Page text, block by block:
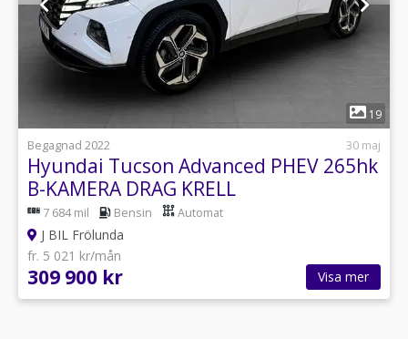
1
19
Begagnad 2022
30 maj
Hyundai Tucson Advanced PHEV 265hk
B-KAMERA DRAG KRELL
7 684 mil Bensin Automat
J BIL Frölunda
fr. 5 021 kr/mån
309 900 kr Visa mer